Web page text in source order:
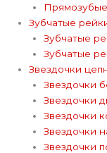
Зубчатые
Зубчатые
Зубчатые
Звездочки
Звездочки
Звездочки
Звездочки
Звездочки
Звездочки